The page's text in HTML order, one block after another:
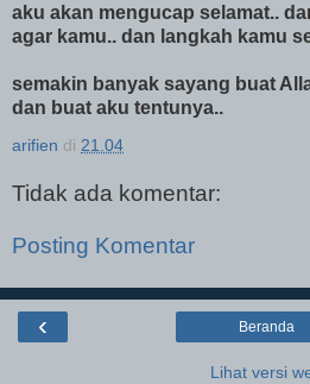
aku akan mengucap selamat..
agar kamu.. dan langkah kamu
semakin banyak sayang buat
dan buat aku tentunya..
arifien di 21.04
Tidak ada komentar:
Posting Komentar
‹ Beranda
Lihat versi